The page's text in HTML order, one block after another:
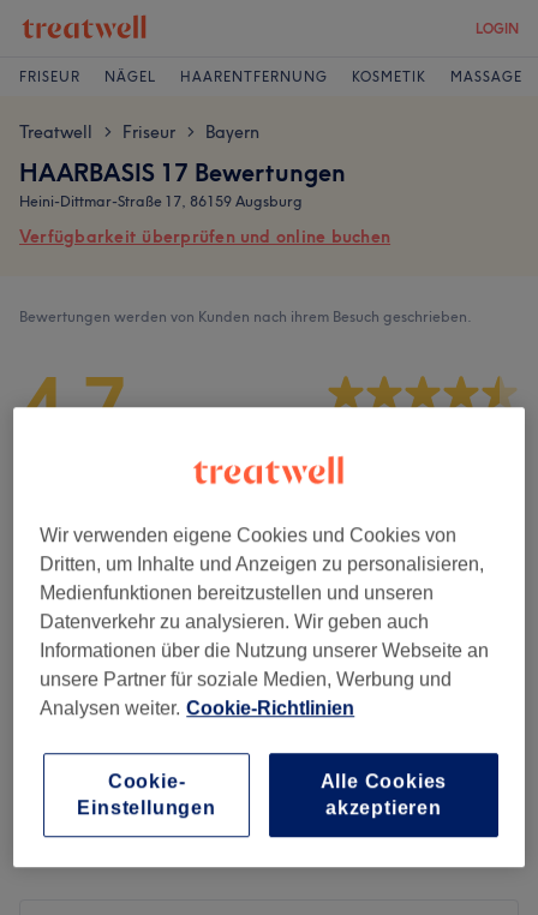
LOGIN
FRISEUR NÄGEL HAARENTFERNUNG KOSMETIK MASSAGE
Treatwell > Friseur > Bayern
HAARBASIS 17 Bewertungen
Heini-Dittmar-Straße 17, 86159 Augsburg
Verfügbarkeit überprüfen und online buchen
Bewertungen werden von Kunden nach ihrem Besuch geschrieben.
4,7
Sauberkeit
Service
Bewertungen filtern
Behandlung Alle Bewertungen
Wir verwenden eigene Cookies und Cookies von
Dritten, um Inhalte und Anzeigen zu personalisieren,
Medienfunktionen bereitzustellen und unseren
Datenverkehr zu analysieren. Wir geben auch
Informationen über die Nutzung unserer Webseite an
unsere Partner für soziale Medien, Werbung und
Analysen weiter. Cookie-Richtlinien
Cookie-
Einstellungen
Alle Cookies
akzeptieren